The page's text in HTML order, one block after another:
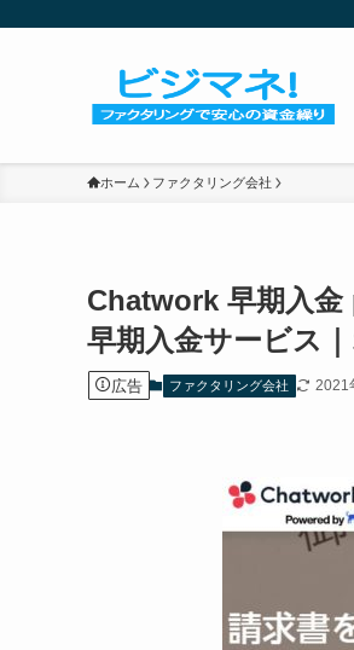
ホーム ファクタリング会社
Chatwork 早期入金
早期入金サービス
広告 ファクタリング会社 2021